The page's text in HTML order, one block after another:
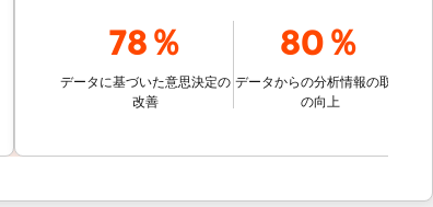
78％
データに基づいた意思決定の
80％
データからの分析情報の取得